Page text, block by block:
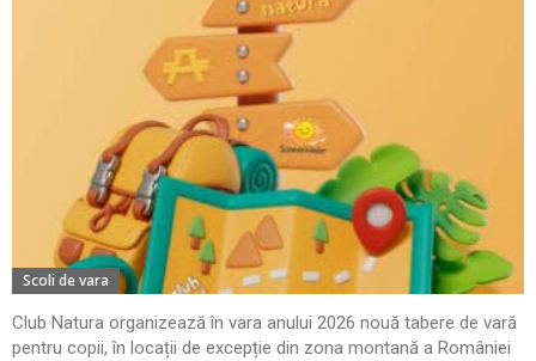
Scoli de vara
Club Natura organizează în vara anului 2026 nouă tabere de vară
pentru copii, în locații de excepție din zona montană a României